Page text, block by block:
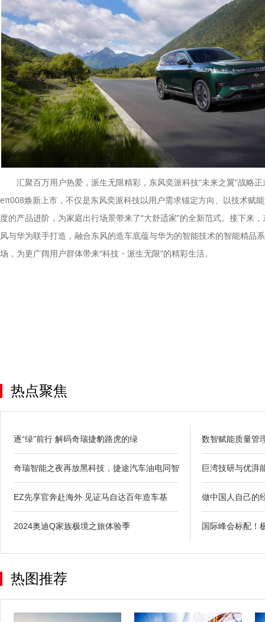
汇聚百万用户热爱，派生无限精彩，东风奕派科技“未来之翼”战略
eπ008焕新上市，不仅是东风奕派科技以用户需求锚定方向、以技术赋
度的产品进阶，为家庭出行场景带来了“大舒适家”的全新范式。接下来
风与华为联手打造，融合东风的造车底蕴与华为的智能技术的智能精品
场，为更广阔用户群体带来“科技・派生无限”的精彩生活。
热点聚焦
逐“绿”前行 解码奇瑞捷豹路虎的绿
奇瑞智能之夜再放黑科技，捷途汽车油电同智
EZ先享官奔赴海外 见证马自达百年造车基
2024奥迪Q家族极境之旅体验季
数智赋能质量管
巨湾技研与优湃
做中国人自己的
国际峰会标配！
热图推荐